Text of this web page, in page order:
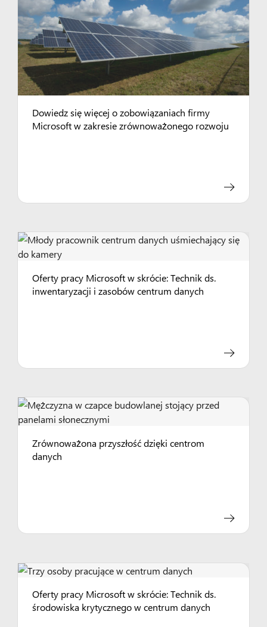
Dowiedz się więcej o zobowiązaniach firmy
Microsoft w zakresie zrównoważonego rozwoju
Oferty pracy Microsoft w skrócie: Technik ds.
inwentaryzacji i zasobów centrum danych
Zrównoważona przyszłość dzięki centrom
danych
Oferty pracy Microsoft w skrócie: Technik ds.
środowiska krytycznego w centrum danych